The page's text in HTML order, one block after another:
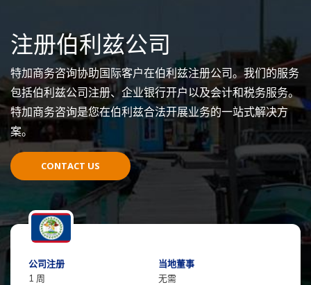
注册伯利兹公司
特加商务咨询协助国际客户在伯利兹注册公司。我们的服务
包括伯利兹公司注册、企业银行开户以及会计和税务服务。
特加商务咨询是您在伯利兹合法开展业务的一站式解决方
案。
CONTACT US
公司注册
1 周
当地董事
无需